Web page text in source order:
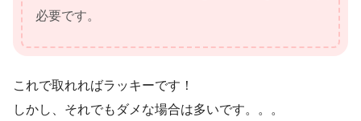
必要です。
これで取れればラッキーです！
しかし、それでもダメな場合は多いです。。。